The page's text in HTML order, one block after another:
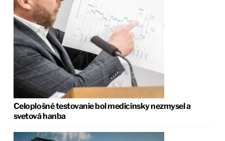
Celoplošné testovanie bol medicínsky nezmysel a
svetová hanba